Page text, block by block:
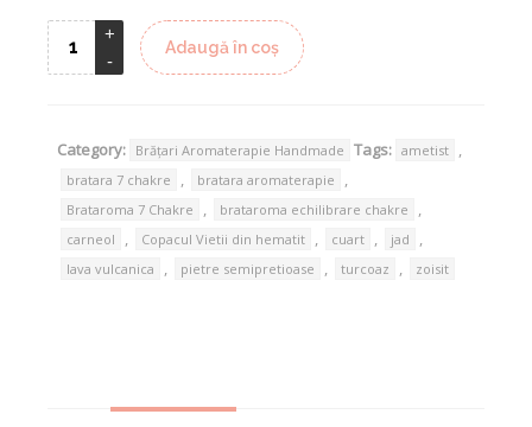
Adaugă în coș
Category: Brățari Aromaterapie Handmade Tags: ametist ,
bratara 7 chakre , bratara aromaterapie ,
Brataroma 7 Chakre , brataroma echilibrare chakre ,
carneol , Copacul Vietii din hematit , cuart , jad ,
lava vulcanica , pietre semipretioase , turcoaz , zoisit